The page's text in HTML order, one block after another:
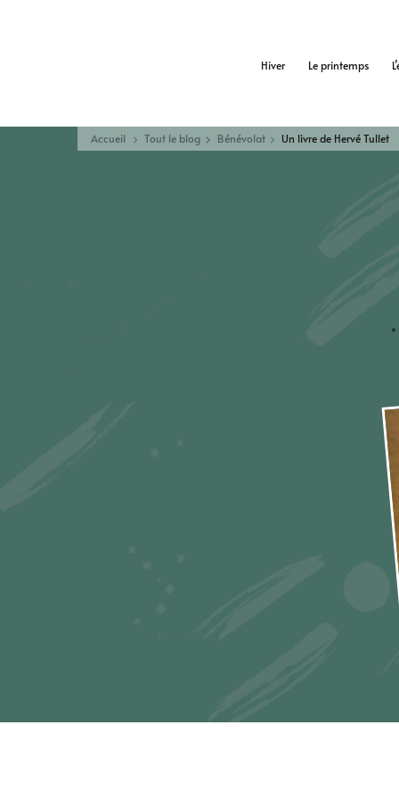
Hiver Le printemps
Accueil Tout le blog Bénévolat Un livre de Hervé Tullet